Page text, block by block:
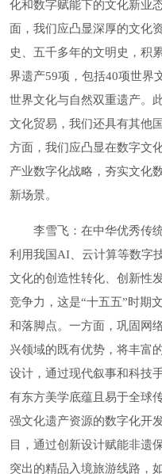
化和数字赋能下的文化新业
面，我们应凸显深厚的文化
史、五千多年的文明史，积
界遗产59项，包括40项世界
世界文化与自然双重遗产。
文化贸易，我们还具有其他
方面，我们应凸显在数字文
产业数字化战略，夯实文化
新场景。
李雪飞：在中华优秀传统
利用我国AI、云计算等数字
文化的创造性转化、创新性
竞争力，这是“十五五”时期
和落脚点。一方面，巩固网
兴领域的既有优势，将丰富
设计，通过现代叙事和科技
有东方美学底蕴且易于全球
强文化遗产资源的数字化开
目，通过创新设计赋能非遗
突出的精品入境旅游线路，